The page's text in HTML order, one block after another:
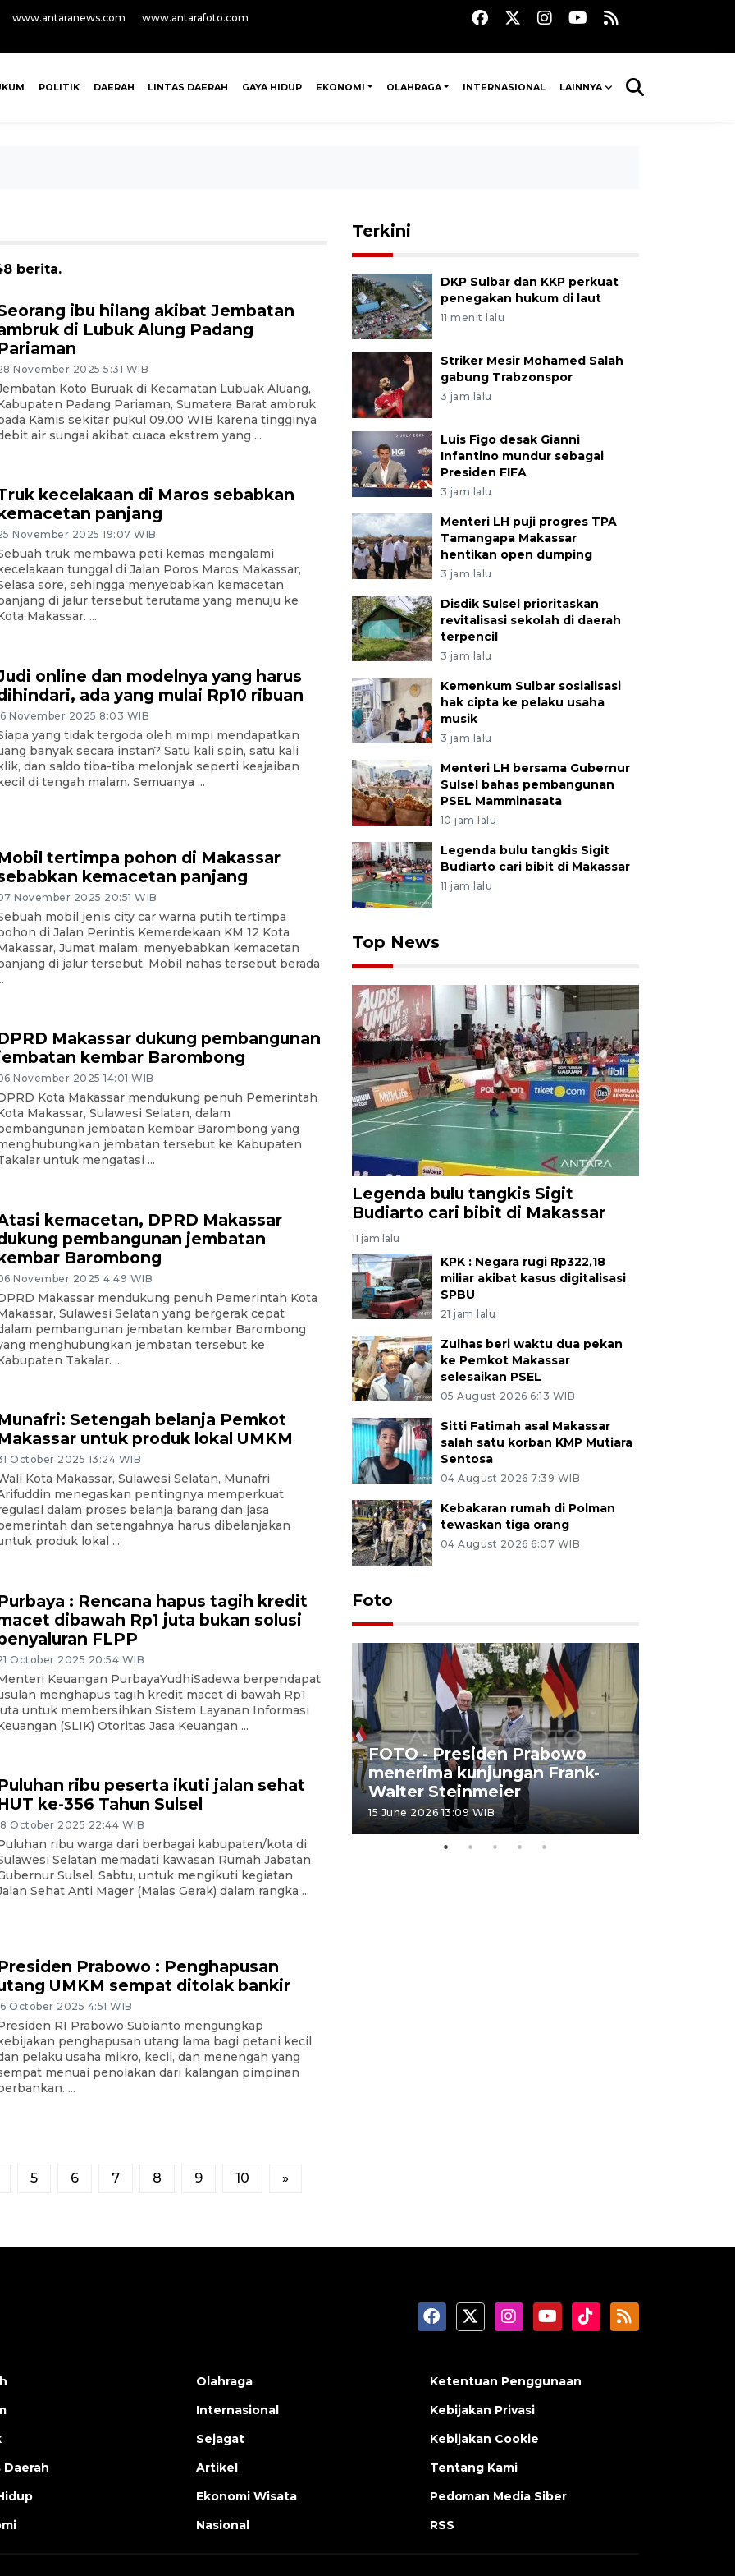
www.antaranews.com www.antarafoto.com
POLITIK DAERAH LINTAS DAERAH GAYA HIDUP EKONOMI OLAHRAGA INTERNASIONAL LAINNYA
berita.
ibu hilang akibat Jembatan
di Lubuk Alung Padang
November 2025 5:31 WIB
Koto Buruak di Kecamatan Lubuak Aluang,
Padang Pariaman, Sumatera Barat ambruk
Kamis sekitar pukul 09.00 WIB karena tingginya
air sungai akibat cuaca ekstrem yang ...
kecelakaan di Maros sebabkan
panjang
November 2025 19:07 WIB
truk membawa peti kemas mengalami
tunggal di Jalan Poros Maros Makassar,
sore, sehingga menyebabkan kemacetan
di jalur tersebut terutama yang menuju ke
Makassar. ...
online dan modelnya yang harus
ada yang mulai Rp10 ribuan
November 2025 8:03 WIB
yang tidak tergoda oleh mimpi mendapatkan
banyak secara instan? Satu kali spin, satu kali
dan saldo tiba-tiba melonjak seperti keajaiban
di tengah malam. Semuanya ...
tertimpa pohon di Makassar
kemacetan panjang
November 2025 20:51 WIB
mobil jenis city car warna putih tertimpa
di Jalan Perintis Kemerdekaan KM 12 Kota
Jumat malam, menyebabkan kemacetan
di jalur tersebut. Mobil nahas tersebut berada
Makassar dukung pembangunan
kembar Barombong
November 2025 14:01 WIB
Kota Makassar mendukung penuh Pemerintah
Makassar, Sulawesi Selatan, dalam
jembatan kembar Barombong yang
jembatan tersebut ke Kabupaten
untuk mengatasi ...
kemacetan, DPRD Makassar
pembangunan jembatan
Barombong
November 2025 4:49 WIB
Makassar mendukung penuh Pemerintah Kota
Sulawesi Selatan yang bergerak cepat
pembangunan jembatan kembar Barombong
menghubungkan jembatan tersebut ke
Takalar. ...
Setengah belanja Pemkot
untuk produk lokal UMKM
October 2025 13:24 WIB
Kota Makassar, Sulawesi Selatan, Munafri
menegaskan pentingnya memperkuat
dalam proses belanja barang dan jasa
dan setengahnya harus dibelanjakan
produk lokal ...
: Rencana hapus tagih kredit
dibawah Rp1 juta bukan solusi
FLPP
October 2025 20:54 WIB
Keuangan PurbayaYudhiSadewa berpendapat
menghapus tagih kredit macet di bawah Rp1
untuk membersihkan Sistem Layanan Informasi
(SLIK) Otoritas Jasa Keuangan ...
ribu peserta ikuti jalan sehat
ke-356 Tahun Sulsel
October 2025 22:44 WIB
ribu warga dari berbagai kabupaten/kota di
Selatan memadati kawasan Rumah Jabatan
Sulsel, Sabtu, untuk mengikuti kegiatan
Sehat Anti Mager (Malas Gerak) dalam rangka ...
Prabowo : Penghapusan
UMKM sempat ditolak bankir
October 2025 4:51 WIB
RI Prabowo Subianto mengungkap
penghapusan utang lama bagi petani kecil
pelaku usaha mikro, kecil, dan menengah yang
menuai penolakan dari kalangan pimpinan
...
5 6 7 8 9 10 »
Terkini
DKP Sulbar dan KKP perkuat
penegakan hukum di laut
11 menit lalu
Striker Mesir Mohamed Salah
gabung Trabzonspor
3 jam lalu
Luis Figo desak Gianni
Infantino mundur sebagai
Presiden FIFA
3 jam lalu
Menteri LH puji progres TPA
Tamangapa Makassar
hentikan open dumping
3 jam lalu
Disdik Sulsel prioritaskan
revitalisasi sekolah di daerah
terpencil
3 jam lalu
Kemenkum Sulbar sosialisasi
hak cipta ke pelaku usaha
musik
3 jam lalu
Menteri LH bersama Gubernur
Sulsel bahas pembangunan
PSEL Mamminasata
10 jam lalu
Legenda bulu tangkis Sigit
Budiarto cari bibit di Makassar
11 jam lalu
Top News
Legenda bulu tangkis Sigit
Budiarto cari bibit di Makassar
11 jam lalu
KPK : Negara rugi Rp322,18
miliar akibat kasus digitalisasi
SPBU
21 jam lalu
Zulhas beri waktu dua pekan
ke Pemkot Makassar
selesaikan PSEL
05 August 2026 6:13 WIB
Sitti Fatimah asal Makassar
salah satu korban KMP Mutiara
Sentosa
04 August 2026 7:39 WIB
Kebakaran rumah di Polman
tewaskan tiga orang
04 August 2026 6:07 WIB
Foto
HUT ke-80 Raja Keraton
Yogyakarta
02 April 2026 12:51 WIB
FOTO - Presiden Prabowo
menerima kunjungan Frank-
Walter Steinmeier
15 June 2026 13:09 WIB
Olahraga
Internasional
Sejagat
Artikel
Ekonomi Wisata
Nasional
Ketentuan Penggunaan
Kebijakan Privasi
Kebijakan Cookie
Tentang Kami
Pedoman Media Siber
RSS